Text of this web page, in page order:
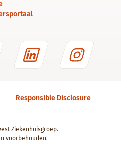
Ziekenhuisgroep.
voorbehouden.
Responsible Disclosure